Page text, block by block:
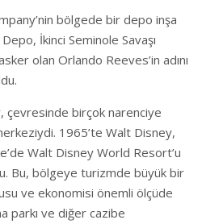
bölgede bir depo inşa
İkinci Seminole Savaşı
olan Orlando Reeves’in adını
çevresinde birçok narenciye
1965’te Walt Disney,
Walt Disney World Resort’u
Bu, bölgeye turizmde büyük bir
ve ekonomisi önemli ölçüde
parkı ve diğer cazibe